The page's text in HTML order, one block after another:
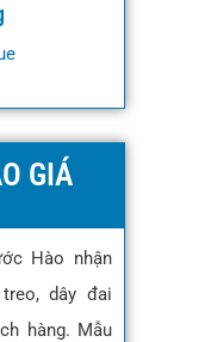
GIÁ
Hào nhận
dây đai
hàng. Mẫu